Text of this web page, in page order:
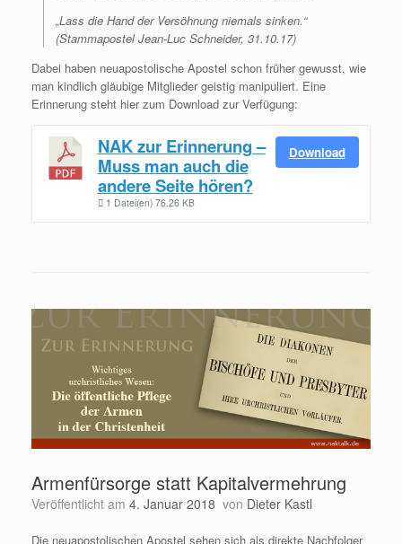
„Lass die Hand der Versöhnung niemals sinken.“
(Stammapostel Jean-Luc Schneider, 31.10.17)
Dabei haben neuapostolische Apostel schon früher gewusst, wie
man kindlich gläubige Mitglieder geistig manipuliert. Eine
Erinnerung steht hier zum Download zur Verfügung:
NAK zur Erinnerung –
Muss man auch die
andere Seite hören?
1 Datei(en) 76.26 KB
Download
Armenfürsorge statt Kapitalvermehrung
Veröffentlicht am 4. Januar 2018 von Dieter Kastl
Die neuapostolischen Apostel sehen sich als direkte Nachfolger